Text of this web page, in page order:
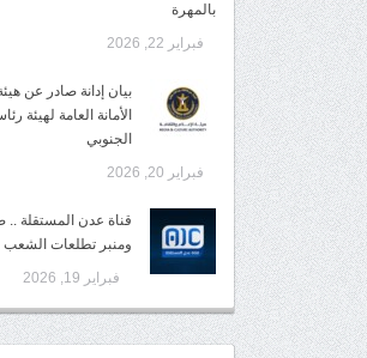
بالمهرة
فبراير 22, 2026
بيان إدانة صادر عن
الأمانة العامة لهيئة
الجنوبي
فبراير 20, 2026
قناة عدن المستقلة ..
ومنبر تطلعات الشعب
فبراير 19, 2026